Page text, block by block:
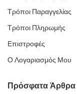
Τρόποι Παραγγελίας
Τρόποι Πληρωμής
Επιστροφές
Ο Λογαριασμός Μου
Πρόσφατα Άρθρα